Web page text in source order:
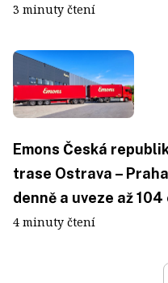
3 minuty čtení
Emons Česká
trase Ostrava –
denně a uveze až
4 minuty čtení